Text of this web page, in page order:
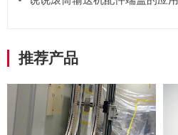
推荐产品